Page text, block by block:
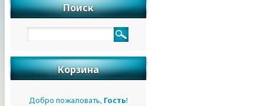
Поиск
Корзина
Добро пожаловать, Гость!